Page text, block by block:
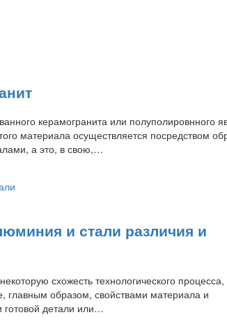
керамогранита или полуполировнного
материала осуществляется посредством
а это, в свою,…
и стали различия и
схожесть технологического
главным образом, свойствами материала и
детали или…